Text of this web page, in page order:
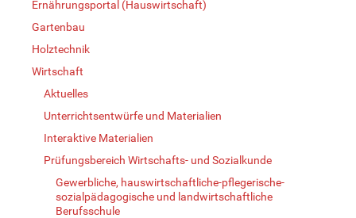
Ernährungsportal (Hauswirtschaft)
Gartenbau
Holztechnik
Wirtschaft
Aktuelles
Unterrichtsentwürfe und Materialien
Interaktive Materialien
Prüfungsbereich Wirtschafts- und Sozialkunde
Gewerbliche, hauswirtschaftliche-pflegerische-
sozialpädagogische und landwirtschaftliche
Berufsschule